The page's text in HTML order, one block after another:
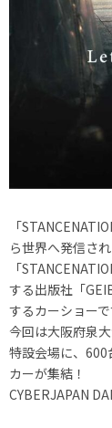
「
ら世界へ発信さ
「
する出版社「
するカーショーで
今回は大阪府泉
特設会場に、600
カーが集結！
CYBERJAPAN